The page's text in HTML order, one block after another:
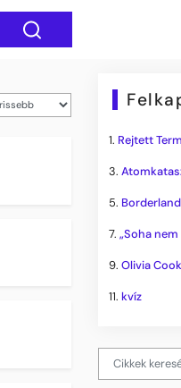
1. Rejtett
3.
5. Borderlands
7.„Soha nem
9.Olivia
11.kvíz